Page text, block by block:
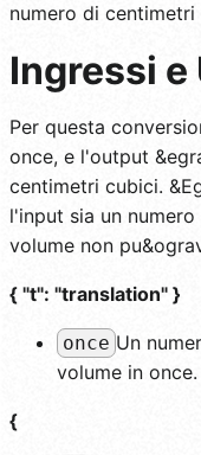
numero di
Ingressi e
Per questa
once, e l'output
centimetri cubici.
l'input sia un
volume non
{ "t": "translation" }
once Un
volume in once.
{